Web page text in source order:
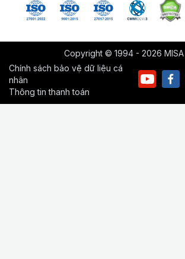
Copyright © 1994 - 2026 MISA
Chính sách bảo vệ dữ liệu cá
nhân
Thông tin thanh toán